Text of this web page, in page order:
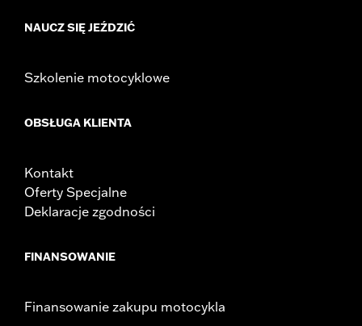
NAUCZ SIĘ JEŹDZIĆ
Szkolenie motocyklowe
OBSŁUGA KLIENTA
Kontakt
Oferty Specjalne
Deklaracje zgodności
FINANSOWANIE
Finansowanie zakupu motocykla